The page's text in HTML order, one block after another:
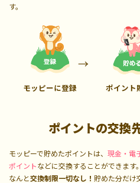
す。
モッピーに登録 ポイント
ポイントの交換
モッピーで貯めたポイントは、 現金・電
ポイントなどに交換することができます。
なんと交換制限一切なし！ 貯めた分だけ